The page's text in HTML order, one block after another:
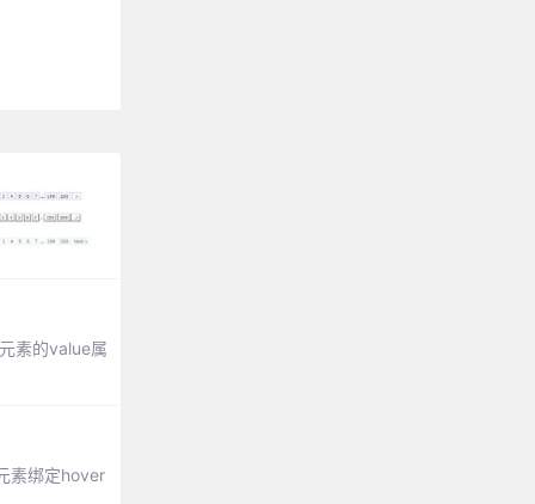
素的value属
素绑定hover